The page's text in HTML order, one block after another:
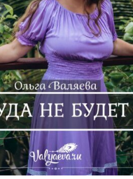
Чуда Не Будет